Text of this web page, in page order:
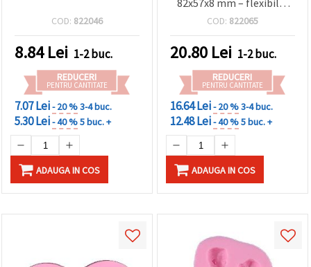
COD: 822046
8.84Lei 1-2 buc.
REDUCERI
PENTRU CANTITATE
7.07 Lei- 20 %3-4 buc.
5.30 Lei- 40 %5 buc. +
ADAUGA IN COS
82x57x8 mm – flexibilă,
reutilizabilă, pentru
polimeric, săpun și ceară
de lumânări – pentru
confecționarea
bijuteriilor și proiecte DIY
COD: 822065
20.80 Lei 1-2 buc.
REDUCERI
PENTRU CANTITATE
16.64 Lei- 20 %3-4 buc.
12.48 Lei- 40 %5 buc. +
ADAUGA IN COS